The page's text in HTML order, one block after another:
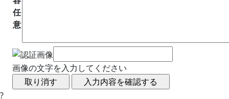
任
意
画像の文字を入力してください
?